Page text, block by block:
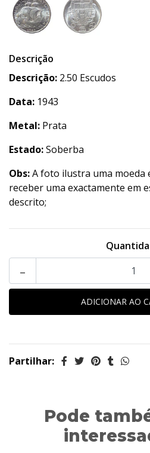
Descrição
Descrição: 2.50 Escudos
Data: 1943
Metal: Prata
Estado:Soberba
Obs:A foto ilustra uma moeda
receber uma exactamente em
descrito;
-
Partilhar:
Pode